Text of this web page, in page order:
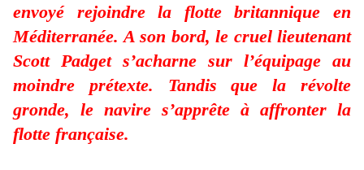
envoyé rejoindre la flotte britannique en
Méditerranée. A son bord, le cruel lieutenant
Scott Padget s’acharne sur l’équipage au
moindre prétexte. Tandis que la révolte
gronde, le navire s’apprête à affronter la
flotte française.